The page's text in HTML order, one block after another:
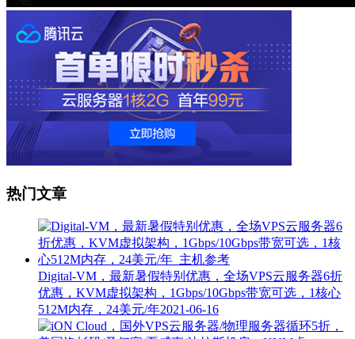
热门文章
Digital-VM，最新暑假特别优惠，全场VPS云服务器6折
优惠，KVM虚拟架构，1Gbps/10Gbps带宽可选，1核心
512M内存，24美元/年2021-06-16